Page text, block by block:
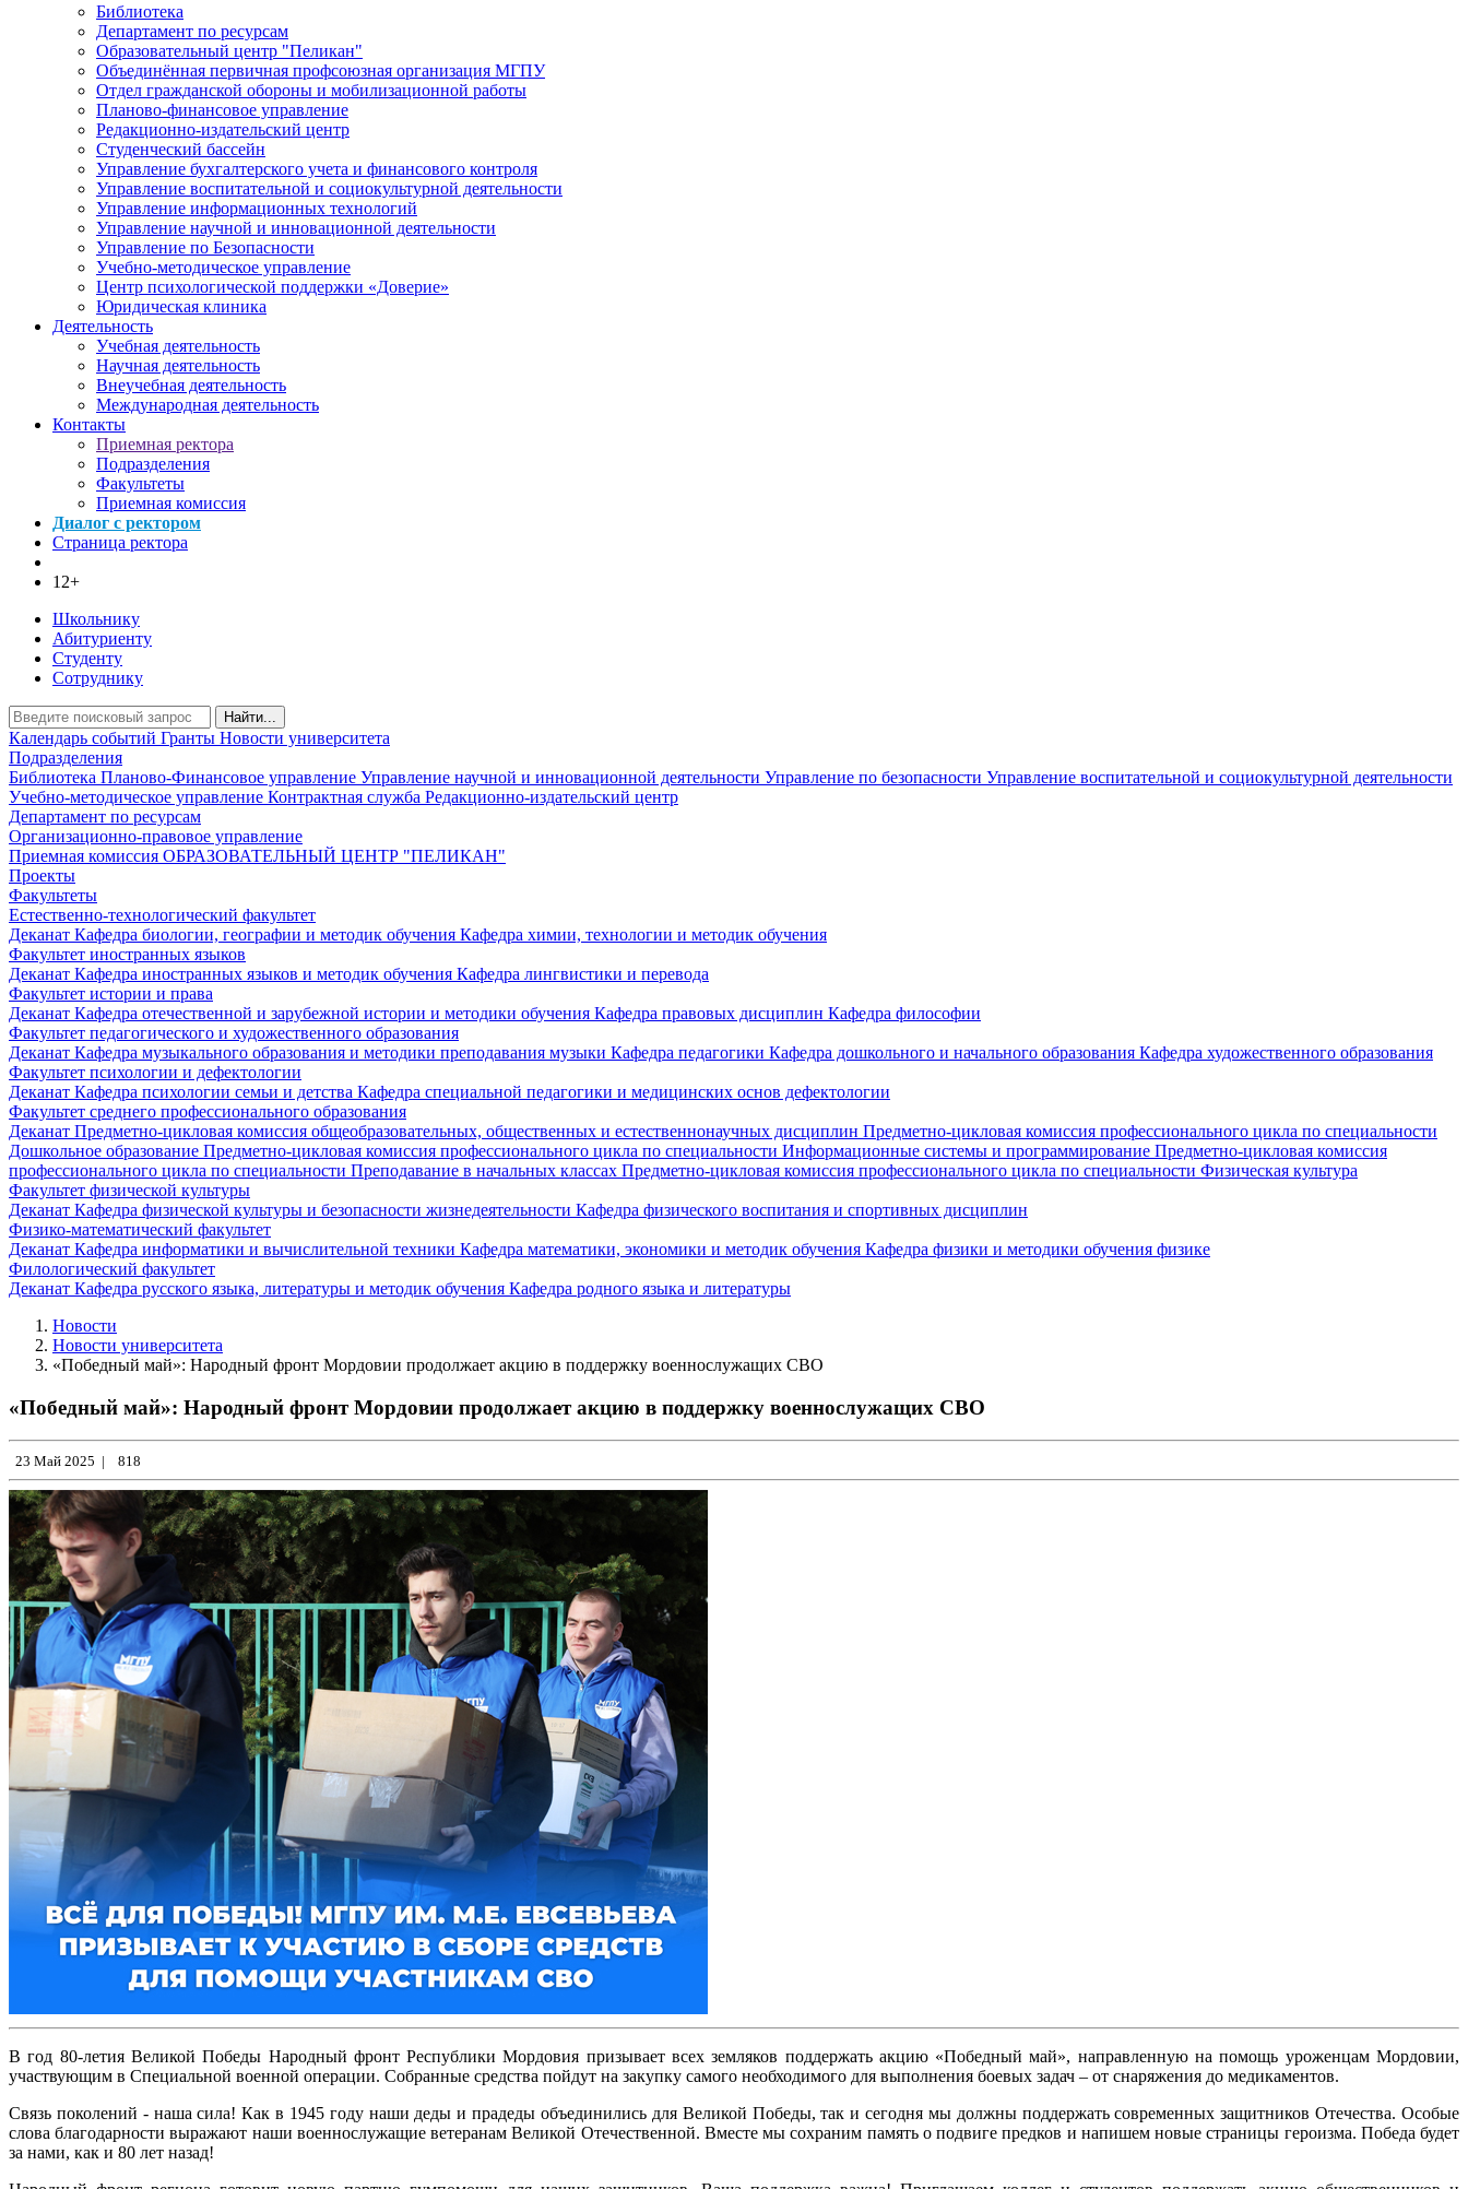
Библиотека
Департамент по ресурсам
Образовательный центр "Пеликан"
Объединённая первичная профсоюзная организация МГПУ
Отдел гражданской обороны и мобилизационной работы
Планово-финансовое управление
Редакционно-издательский центр
Студенческий бассейн
Управление бухгалтерского учета и финансового контроля
Управление воспитательной и социокультурной деятельности
Управление информационных технологий
Управление научной и инновационной деятельности
Управление по Безопасности
Учебно-методическое управление
Центр психологической поддержки «Доверие»
Юридическая клиника
Деятельность
Учебная деятельность
Научная деятельность
Внеучебная деятельность
Международная деятельность
Контакты
Приемная ректора
Подразделения
Факультеты
Приемная комиссия
Диалог с ректором
Страница ректора
12+
Школьнику
Абитуриенту
Студенту
Сотруднику
Найти...
Календарь событий Гранты Новости университета
Подразделения
Библиотека Планово-Финансовое управление Управление научной и инновационной деятельности Управление по безопасности Управление воспитательной и социокультурной деятельности
Учебно-методическое управление Контрактная служба Редакционно-издательский центр
Департамент по ресурсам
Организационно-правовое управление
Приемная комиссия ОБРАЗОВАТЕЛЬНЫЙ ЦЕНТР "ПЕЛИКАН"
Проекты
Факультеты
Естественно-технологический факультет
Деканат Кафедра биологии, географии и методик обучения Кафедра химии, технологии и методик обучения
Факультет иностранных языков
Деканат Кафедра иностранных языков и методик обучения Кафедра лингвистики и перевода
Факультет истории и права
Деканат Кафедра отечественной и зарубежной истории и методики обучения Кафедра правовых дисциплин Кафедра философии
Факультет педагогического и художественного образования
Деканат Кафедра музыкального образования и методики преподавания музыки Кафедра педагогики Кафедра дошкольного и начального образования Кафедра художественного образования
Факультет психологии и дефектологии
Деканат Кафедра психологии семьи и детства Кафедра специальной педагогики и медицинских основ дефектологии
Факультет среднего профессионального образования
Деканат Предметно-цикловая комиссия общеобразовательных, общественных и естественнонаучных дисциплин Предметно-цикловая комиссия профессионального цикла по специальности
Дошкольное образование Предметно-цикловая комиссия профессионального цикла по специальности Информационные системы и программирование Предметно-цикловая комиссия
профессионального цикла по специальности Преподавание в начальных классах Предметно-цикловая комиссия профессионального цикла по специальности Физическая культура
Факультет физической культуры
Деканат Кафедра физической культуры и безопасности жизнедеятельности Кафедра физического воспитания и спортивных дисциплин
Физико-математический факультет
Деканат Кафедра информатики и вычислительной техники Кафедра математики, экономики и методик обучения Кафедра физики и методики обучения физике
Филологический факультет
Деканат Кафедра русского языка, литературы и методик обучения Кафедра родного языка и литературы
Новости
Новости университета
«Победный май»: Народный фронт Мордовии продолжает акцию в поддержку военнослужащих СВО
«Победный май»: Народный фронт Мордовии продолжает акцию в поддержку военнослужащих СВО
23 Май 2025 | 818
В год 80-летия Великой Победы Народный фронт Республики Мордовия призывает всех земляков поддержать акцию «Победный май», направленную на помощь уроженцам Мордовии,
участвующим в Специальной военной операции. Собранные средства пойдут на закупку самого необходимого для выполнения боевых задач – от снаряжения до медикаментов.
Связь поколений - наша сила! Как в 1945 году наши деды и прадеды объединились для Великой Победы, так и сегодня мы должны поддержать современных защитников Отечества. Особые
слова благодарности выражают наши военнослужащие ветеранам Великой Отечественной. Вместе мы сохраним память о подвиге предков и напишем новые страницы героизма. Победа будет
за нами, как и 80 лет назад!